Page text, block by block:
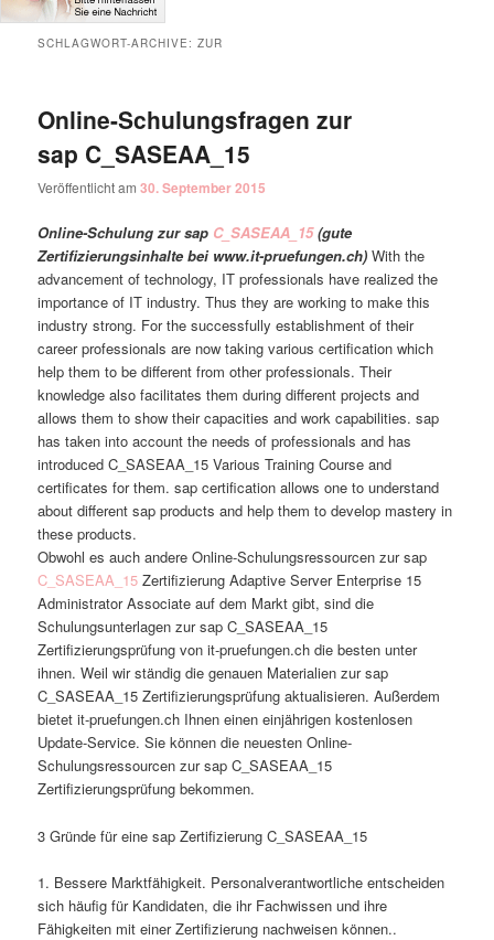
SCHLAGWORT-ARCHIVE:ZUR
Online-Schulungsfragen zur
sap C_SASEAA_15
Veröffentlicht am30. September 2015
Online-Schulung zur sap C_SASEAA_15(gute
Zertifizierungsinhalte bei www.it-pruefungen.ch) With the
advancement of technology, IT professionals have realized the
importance of IT industry. Thus they are working to make this
industry strong. For the successfully establishment of their
career professionals are now taking various certification which
help them to be different from other professionals. Their
knowledge also facilitates them during different projects and
allows them to show their capacities and work capabilities. sap
has taken into account the needs of professionals and has
introduced C_SASEAA_15 Various Training Course and
certificates for them. sap certification allows one to understand
about different sap products and help them to develop mastery in
these products.
Obwohl es auch andere Online-Schulungsressourcen zur sap
C_SASEAA_15 Zertifizierung Adaptive Server Enterprise 15
Administrator Associate auf dem Markt gibt, sind die
Schulungsunterlagen zur sap C_SASEAA_15
Zertifizierungsprüfung von it-pruefungen.ch die besten unter
ihnen. Weil wir ständig die genauen Materialien zur sap
C_SASEAA_15 Zertifizierungsprüfung aktualisieren. Außerdem
bietet it-pruefungen.ch Ihnen einen einjährigen kostenlosen
Update-Service. Sie können die neuesten Online-
Schulungsressourcen zur sap C_SASEAA_15
Zertifizierungsprüfung bekommen.
3 Gründe für eine sap Zertifizierung C_SASEAA_15
1. Bessere Marktfähigkeit. Personalverantwortliche entscheiden
sich häufig für Kandidaten, die ihr Fachwissen und ihre
Fähigkeiten mit einer Zertifizierung nachweisen können..